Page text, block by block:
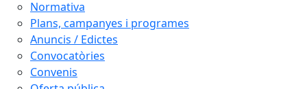
Normativa
Plans, campanyes i programes
Anuncis / Edictes
Convocatòries
Convenis